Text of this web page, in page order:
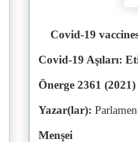
Covid-19
Covid-19 Aşıları:
Önerge 2361 (2021)
Yazar(lar):
Menşei